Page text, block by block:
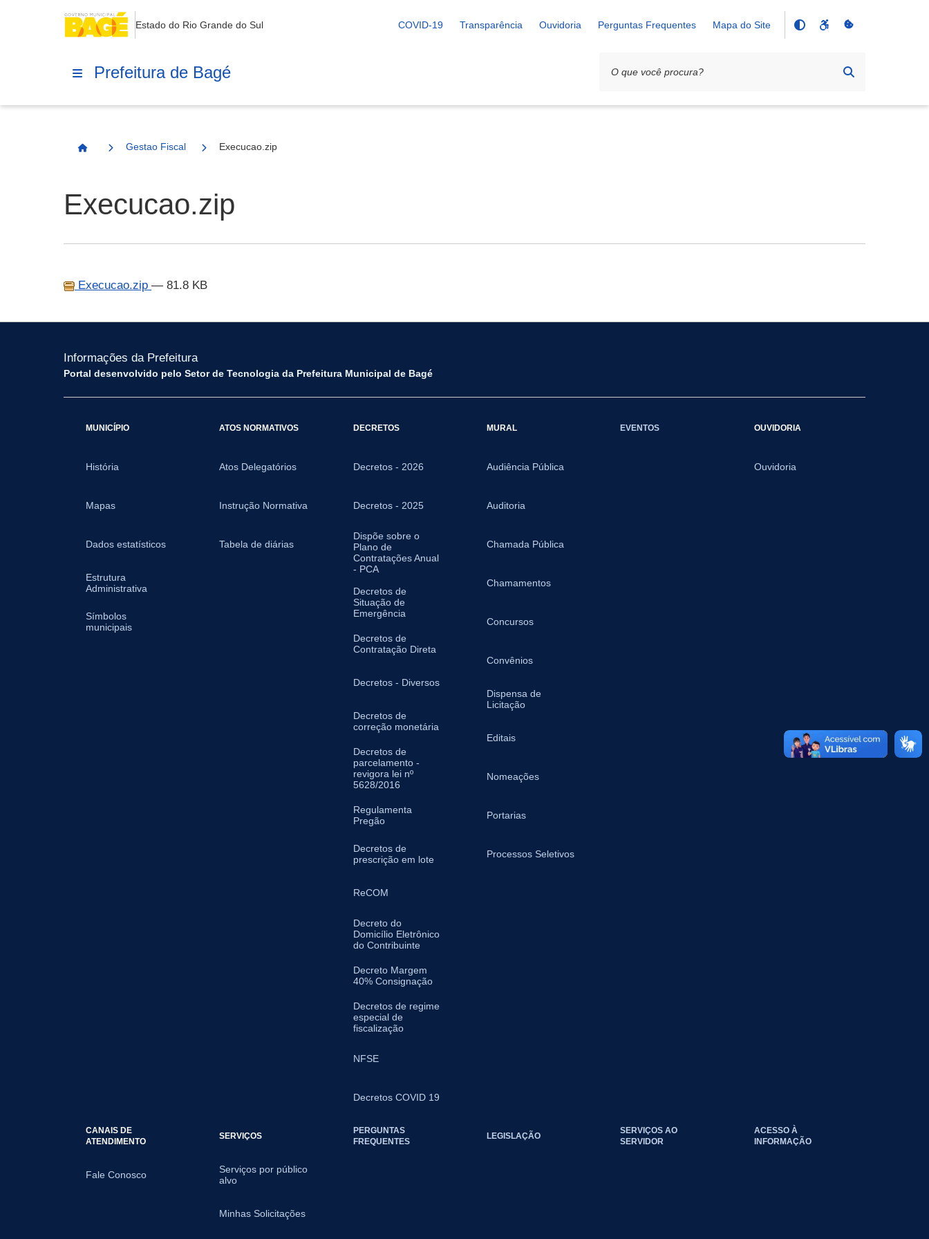
Estado do Rio Grande do Sul COVID-19 Transparência Ouvidoria Perguntas Frequentes Mapa do Site
Prefeitura de Bagé
Página Inicial
Gestao Fiscal Execucao.zip
Execucao.zip
Execucao.zip — 81.8 KB
Informações da Prefeitura
Portal desenvolvido pelo Setor de Tecnologia da Prefeitura Municipal de Bagé
MUNICÍPIO
História
Mapas
Dados estatísticos
Estrutura
Administrativa
Símbolos
municipais
ATOS NORMATIVOS
Atos Delegatórios
Instrução Normativa
Tabela de diárias
DECRETOS
Decretos - 2026
Decretos - 2025
Dispõe sobre o
Plano de
Contratações Anual
- PCA
Decretos de
Situação de
Emergência
Decretos de
Contratação Direta
Decretos - Diversos
Decretos de
correção monetária
Decretos de
parcelamento -
revigora lei nº
5628/2016
Regulamenta
Pregão
Decretos de
prescrição em lote
ReCOM
Decreto do
Domicílio Eletrônico
do Contribuinte
Decreto Margem
40% Consignação
Decretos de regime
especial de
fiscalização
NFSE
Decretos COVID 19
MURAL
Audiência Pública
Auditoria
Chamada Pública
Chamamentos
Concursos
Convênios
Dispensa de
Licitação
Editais
Nomeações
Portarias
Processos Seletivos
EVENTOS OUVIDORIA
Ouvidoria
CANAIS DE
ATENDIMENTO
Fale Conosco
SERVIÇOS
Serviços por público
alvo
Minhas Solicitações
PERGUNTAS
FREQUENTES
LEGISLAÇÃO
SERVIÇOS AO
SERVIDOR
ACESSO À
INFORMAÇÃO